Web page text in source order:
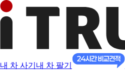
내 차 사기 내 차 팔기